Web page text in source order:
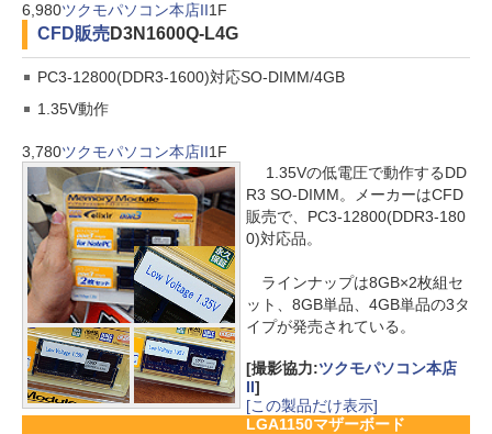
6,980ツクモパソコン本店II1F
CFD販売D3N1600Q-L4G
PC3-12800(DDR3-1600)対応SO-DIMM/4GB
1.35V動作
3,780ツクモパソコン本店II1F
1.35Vの低電圧で動作するDD
R3 SO-DIMM。メーカーはCFD
販売で、PC3-12800(DDR3-180
0)対応品。
ラインナップは8GB×2枚組セ
ット、8GB単品、4GB単品の3タ
イプが発売されている。
[撮影協力:ツクモパソコン本店
II]
[この製品だけ表示]
LGA1150マザーボード